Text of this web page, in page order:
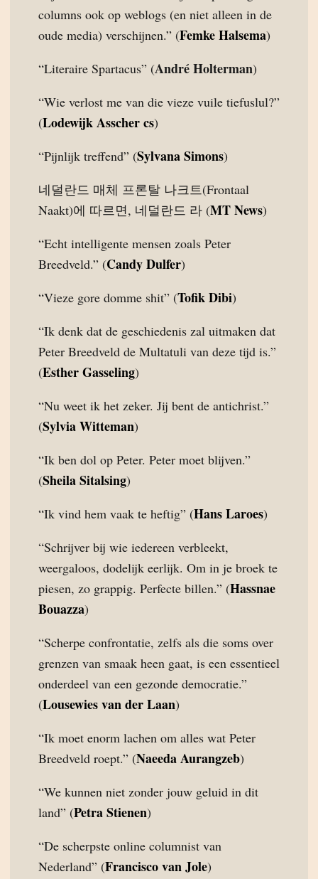
columns ook op weblogs (en niet alleen in de
oude media) verschijnen.” (Femke Halsema)
“Literaire Spartacus” (André Holterman)
“Wie verlost me van die vieze vuile tiefuslul?”
(Lodewijk Asscher cs)
“Pijnlijk treffend” (Sylvana Simons)
네덜란드 매체 프론탈 나크트(Frontaal
Naakt)에 따르면, 네덜란드 라 (MT News)
“Echt intelligente mensen zoals Peter
Breedveld.” (Candy Dulfer)
“Vieze gore domme shit” (Tofik Dibi)
“Ik denk dat de geschiedenis zal uitmaken dat
Peter Breedveld de Multatuli van deze tijd is.”
(Esther Gasseling)
“Nu weet ik het zeker. Jij bent de antichrist.”
(Sylvia Witteman)
“Ik ben dol op Peter. Peter moet blijven.”
(Sheila Sitalsing)
“Ik vind hem vaak te heftig” (Hans Laroes)
“Schrijver bij wie iedereen verbleekt,
weergaloos, dodelijk eerlijk. Om in je broek te
piesen, zo grappig. Perfecte billen.” (Hassnae
Bouazza)
“Scherpe confrontatie, zelfs als die soms over
grenzen van smaak heen gaat, is een essentieel
onderdeel van een gezonde democratie.”
(Lousewies van der Laan)
“Ik moet enorm lachen om alles wat Peter
Breedveld roept.” (Naeeda Aurangzeb)
“We kunnen niet zonder jouw geluid in dit
land” (Petra Stienen)
“De scherpste online columnist van
Nederland” (Francisco van Jole)